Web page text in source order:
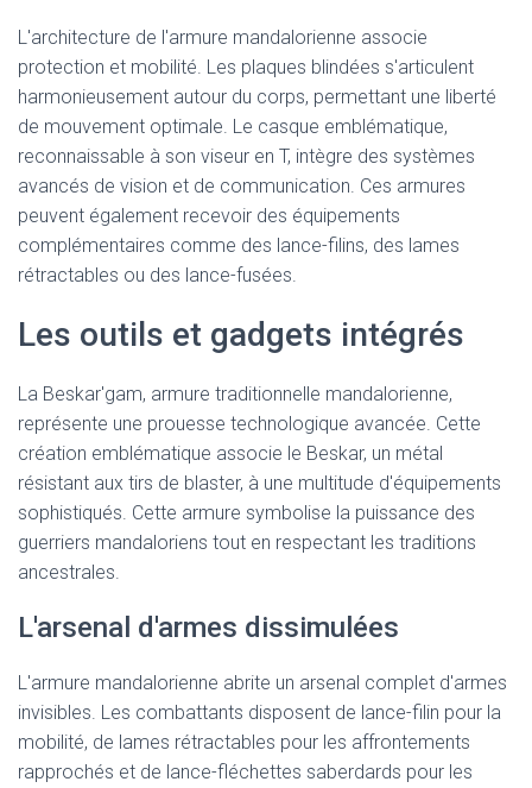
L'architecture de l'armure mandalorienne associe
protection et mobilité. Les plaques blindées s'articulent
harmonieusement autour du corps, permettant une liberté
de mouvement optimale. Le casque emblématique,
reconnaissable à son viseur en T, intègre des systèmes
avancés de vision et de communication. Ces armures
peuvent également recevoir des équipements
complémentaires comme des lance-filins, des lames
rétractables ou des lance-fusées.
Les outils et gadgets intégrés
La Beskar'gam, armure traditionnelle mandalorienne,
représente une prouesse technologique avancée. Cette
création emblématique associe le Beskar, un métal
résistant aux tirs de blaster, à une multitude d'équipements
sophistiqués. Cette armure symbolise la puissance des
guerriers mandaloriens tout en respectant les traditions
ancestrales.
L'arsenal d'armes dissimulées
L'armure mandalorienne abrite un arsenal complet d'armes
invisibles. Les combattants disposent de lance-filin pour la
mobilité, de lames rétractables pour les affrontements
rapprochés et de lance-fléchettes saberdards pour les